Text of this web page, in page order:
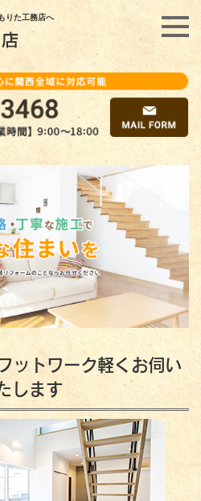
りた工務店へ
ットワーク軽くお伺い
します